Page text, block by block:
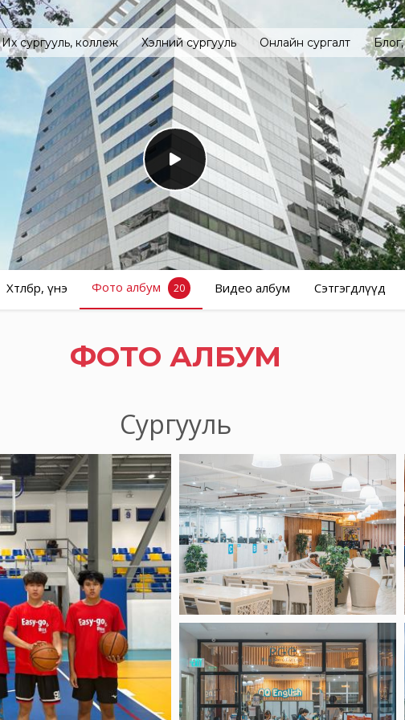
Их сургууль, коллеж Хэлний сургууль Онлайн сургалт
Хөтөлбөр, үнэ Фото албум 20 Видео албум Сэтгэгдлүүд
ФОТО АЛБУМ
Сургууль